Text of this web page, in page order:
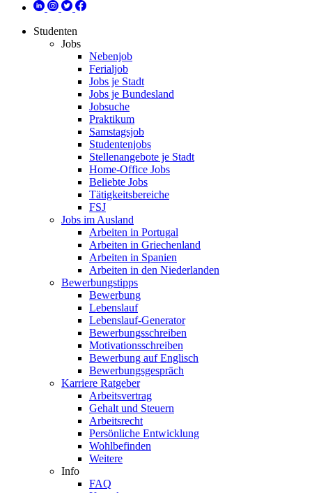
Studenten
Jobs
Nebenjob
Ferialjob
Jobs je Stadt
Jobs je Bundesland
Jobsuche
Praktikum
Samstagsjob
Studentenjobs
Stellenangebote je Stadt
Home-Office Jobs
Beliebte Jobs
Tätigkeitsbereiche
FSJ
Jobs im Ausland
Arbeiten in Portugal
Arbeiten in Griechenland
Arbeiten in Spanien
Arbeiten in den Niederlanden
Bewerbungstipps
Bewerbung
Lebenslauf
Lebenslauf-Generator
Bewerbungsschreiben
Motivationsschreiben
Bewerbung auf Englisch
Bewerbungsgespräch
Karriere Ratgeber
Arbeitsvertrag
Gehalt und Steuern
Arbeitsrecht
Persönliche Entwicklung
Wohlbefinden
Weitere
Info
FAQ